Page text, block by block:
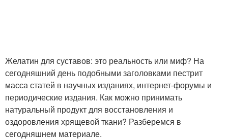
Желатин для суставов: это реальность или миф? На
сегодняшний день подобными заголовками пестрит
масса статей в научных изданиях, интернет-форумы и
периодические издания. Как можно принимать
натуральный продукт для восстановления и
оздоровления хрящевой ткани? Разберемся в
сегодняшнем материале.